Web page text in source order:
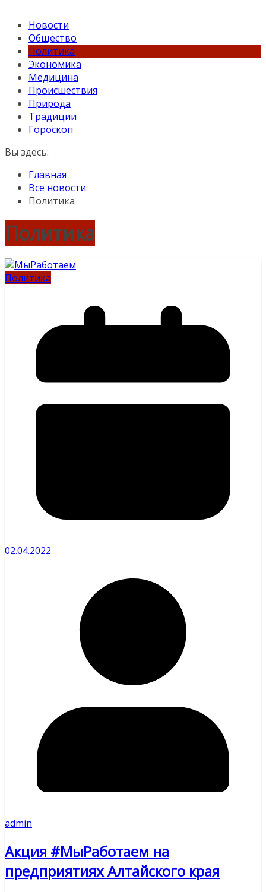
Новости
Общество
Политика
Экономика
Медицина
Происшествия
Природа
Традиции
Гороскоп
Вы здесь:
Главная
Все новости
Политика
Политика
Политика
02.04.2022
admin
Акция #МыРаботаем на
предприятиях Алтайского края